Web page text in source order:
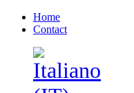
Home
Contact